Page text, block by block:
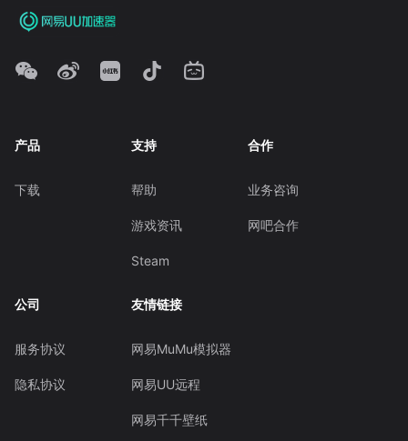
产品
下载
支持
帮助
游戏资讯
Steam
合作
业务咨询
网吧合作
公司
服务协议
隐私协议
友情链接
网易MuMu模拟器
网易UU远程
网易千千壁纸